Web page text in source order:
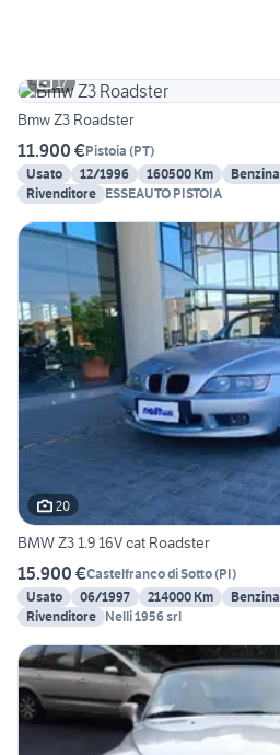
17
Bmw Z3 Roadster
11.900 €Pistoia (PT)
Usato
12/1996 160500 Km Benzina
Rivenditore ESSEAUTO PISTOIA
20
BMW Z3 1.9 16V cat Roadster
15.900 €Castelfranco di Sotto(PI)
Usato
06/1997 214000 Km Benzina
Rivenditore Nelli 1956 srl